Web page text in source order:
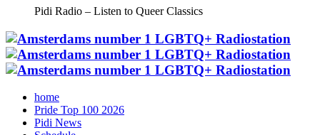
Pidi Radio – Listen to Queer Classics
home
Pride Top 100 2026
Pidi News